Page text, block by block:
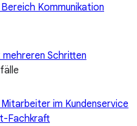
Kommunikation
Schritten
im Kundenservice
Fachkraft